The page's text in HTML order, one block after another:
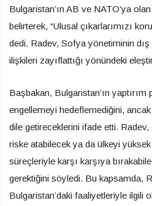
Bulgaristan’ın AB ve NATO’ya
belirterek, “Ulusal çıkarlarımızı
dedi. Radev, Sofya yönetiminin
ilişkileri zayıflattığı yönündeki
Başbakan, Bulgaristan’ın yaptırım
engellemeyi hedeflemediğini, ancak
dile getireceklerini ifade etti.
riske atabilecek ya da ülkeyi
süreçleriyle karşı karşıya
gerektiğini söyledi. Bu kapsamda,
Bulgaristan’daki faaliyetleriyle ilgili